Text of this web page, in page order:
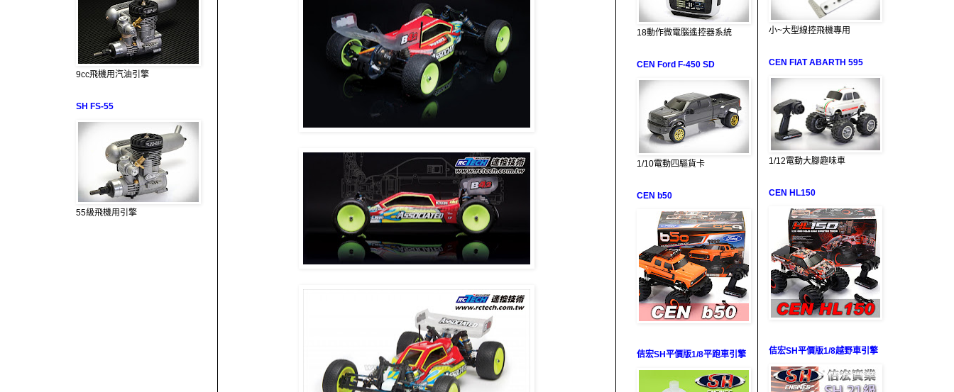
9cc飛機用汽油引擎
SH FS-55
55級飛機用引擎
18動作微電腦遙控器系統
CEN Ford F-450 SD
1/10電動四驅貨卡
CEN b50
佶宏SH平價版1/8平跑車引擎
小~大型線控飛機專用
CEN FIAT ABARTH 595
1/12電動大腳趣味車
CEN HL150
佶宏SH平價版1/8越野車引擎